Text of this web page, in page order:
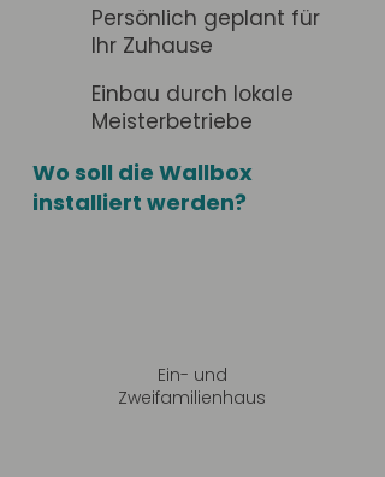
Persönlich geplant für
Ihr Zuhause
Einbau durch lokale
Meisterbetriebe
Wo soll die Wallbox
installiert werden?
Ein- und
Zweifamilienhaus